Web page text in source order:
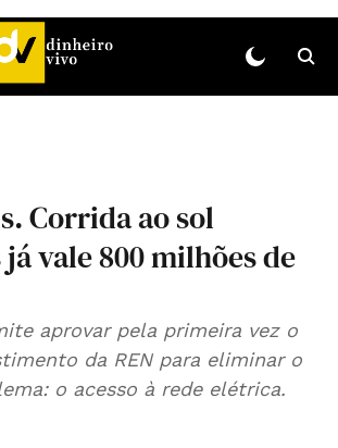
Corrida ao sol
vale 800 milhões de
aprovar pela primeira vez o
da REN para eliminar o
o acesso à rede elétrica.